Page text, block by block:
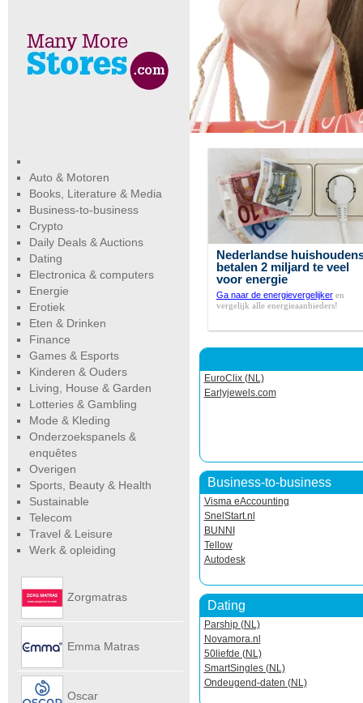
Nederlandse
betalen 2 miljard te veel
voor energie
Ga naar de energievergelijkeren
vergelijk alle energieaanbieders!
EuroClix (NL)
Earlyjewels.com
Business-to-business
Visma eAccounting
SnelStart.nl
BUNNI
Tellow
Autodesk
Dating
Parship (NL)
Novamora.nl
50liefde (NL)
SmartSingles (NL)
Ondeugend-daten (NL)
Auto & Motoren
Books, Literature & Media
Business-to-business
Crypto
Daily Deals & Auctions
Dating
Electronica & computers
Energie
Erotiek
Eten & Drinken
Finance
Games & Esports
Kinderen & Ouders
Living, House & Garden
Lotteries & Gambling
Mode & Kleding
Onderzoekspanels &
enquêtes
Overigen
Sports, Beauty & Health
Sustainable
Telecom
Travel & Leisure
Werk & opleiding
Zorgmatras
Emma Matras
Oscar